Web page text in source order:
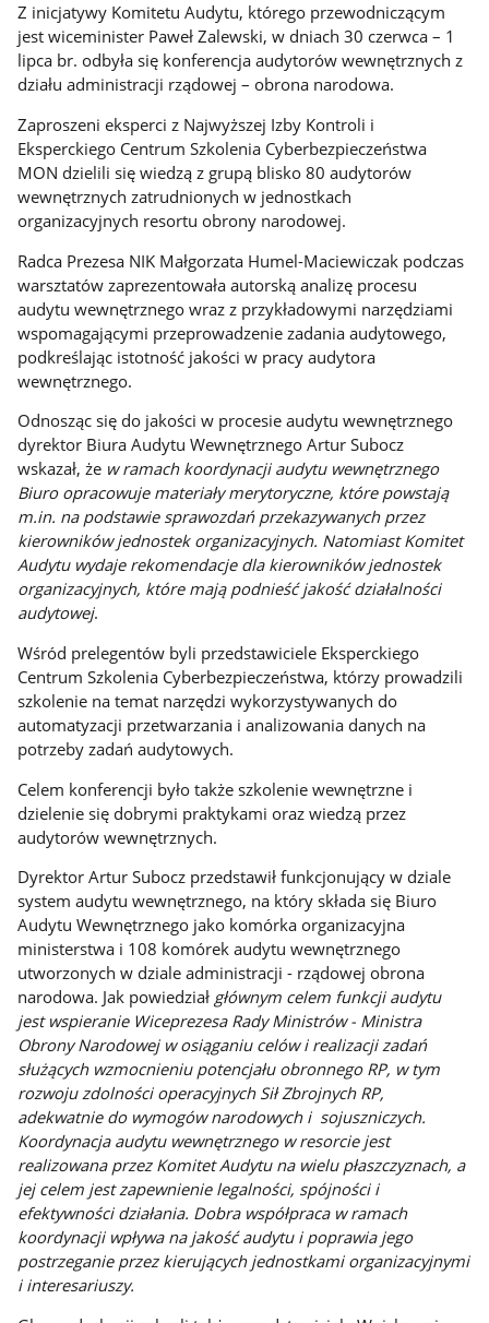
Z inicjatywy Komitetu Audytu, którego przewodniczącym
jest wiceminister Paweł Zalewski, w dniach 30 czerwca – 1
lipca br. odbyła się konferencja audytorów wewnętrznych z
działu administracji rządowej – obrona narodowa.
Zaproszeni eksperci z Najwyższej Izby Kontroli i
Eksperckiego Centrum Szkolenia Cyberbezpieczeństwa
MON dzielili się wiedzą z grupą blisko 80 audytorów
wewnętrznych zatrudnionych w jednostkach
organizacyjnych resortu obrony narodowej.
Radca Prezesa NIK Małgorzata Humel-Maciewiczak podczas
warsztatów zaprezentowała autorską analizę procesu
audytu wewnętrznego wraz z przykładowymi narzędziami
wspomagającymi przeprowadzenie zadania audytowego,
podkreślając istotność jakości w pracy audytora
wewnętrznego.
Odnosząc się do jakości w procesie audytu wewnętrznego
dyrektor Biura Audytu Wewnętrznego Artur Subocz
wskazał, że w ramach koordynacji audytu wewnętrznego
Biuro opracowuje materiały merytoryczne, które powstają
m.in. na podstawie sprawozdań przekazywanych przez
kierowników jednostek organizacyjnych. Natomiast Komitet
Audytu wydaje rekomendacje dla kierowników jednostek
organizacyjnych, które mają podnieść jakość działalności
audytowej.
Wśród prelegentów byli przedstawiciele Eksperckiego
Centrum Szkolenia Cyberbezpieczeństwa, którzy prowadzili
szkolenie na temat narzędzi wykorzystywanych do
automatyzacji przetwarzania i analizowania danych na
potrzeby zadań audytowych.
Celem konferencji było także szkolenie wewnętrzne i
dzielenie się dobrymi praktykami oraz wiedzą przez
audytorów wewnętrznych.
Dyrektor Artur Subocz przedstawił funkcjonujący w dziale
system audytu wewnętrznego, na który składa się Biuro
Audytu Wewnętrznego jako komórka organizacyjna
ministerstwa i 108 komórek audytu wewnętrznego
utworzonych w dziale administracji - rządowej obrona
narodowa. Jak powiedział głównym celem funkcji audytu
jest wspieranie Wiceprezesa Rady Ministrów - Ministra
Obrony Narodowej w osiąganiu celów i realizacji zadań
służących wzmocnieniu potencjału obronnego RP, w tym
rozwoju zdolności operacyjnych Sił Zbrojnych RP,
adekwatnie do wymogów narodowych i sojuszniczych.
Koordynacja audytu wewnętrznego w resorcie jest
realizowana przez Komitet Audytu na wielu płaszczyznach, a
jej celem jest zapewnienie legalności, spójności i
efektywności działania. Dobra współpraca w ramach
koordynacji wpływa na jakość audytu i poprawia jego
postrzeganie przez kierujących jednostkami organizacyjnymi
i interesariuszy.